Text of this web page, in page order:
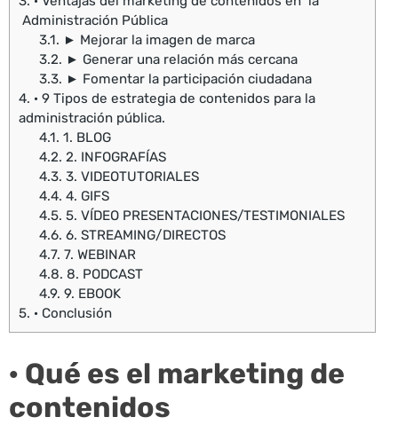
Administración Pública
3.1. ► Mejorar la imagen de marca
3.2. ► Generar una relación más cercana
3.3. ► Fomentar la participación ciudadana
4. · 9 Tipos de estrategia de contenidos para la
administración pública.
4.1. 1. BLOG
4.2. 2. INFOGRAFÍAS
4.3. 3. VIDEOTUTORIALES
4.4. 4. GIFS
4.5. 5. VÍDEO PRESENTACIONES/TESTIMONIALES
4.6. 6. STREAMING/DIRECTOS
4.7. 7. WEBINAR
4.8. 8. PODCAST
4.9. 9. EBOOK
5. · Conclusión
· Qué es el marketing de
contenidos